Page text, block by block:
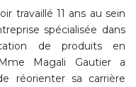
travaillé 11 ans au sein
spécialisée dans
de produits en
Magali Gautier a
réorienter sa carrière